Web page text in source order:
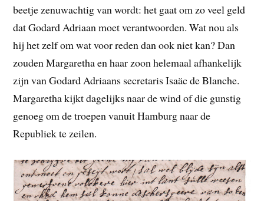
beetje zenuwachtig van wordt: het gaat om zo veel geld
dat Godard Adriaan moet verantwoorden. Wat nou als
hij het zelf om wat voor reden dan ook niet kan? Dan
zouden Margaretha en haar zoon helemaal afhankelijk
zijn van Godard Adriaans secretaris Isaäc de Blanche.
Margaretha kijkt dagelijks naar de wind of die gunstig
genoeg om de troepen vanuit Hamburg naar de
Republiek te zeilen.